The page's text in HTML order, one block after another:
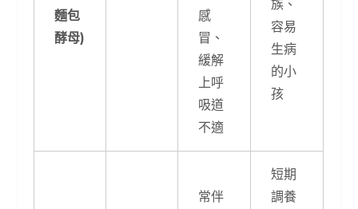
麵包
酵母)
感
冒、
緩解
上呼
吸道
不適
族、
容易
生病
的小
孩
常伴
短期
調養